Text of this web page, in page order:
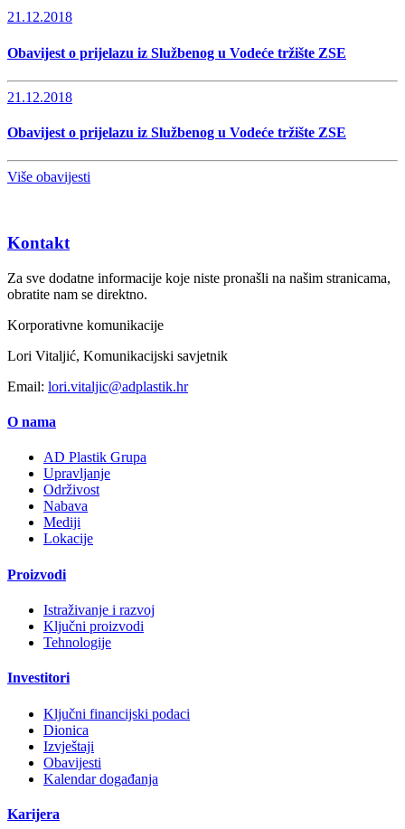
21.12.2018
Obavijest o prijelazu iz Službenog u Vodeće tržište ZSE
21.12.2018
Obavijest o prijelazu iz Službenog u Vodeće tržište ZSE
Više obavijesti
Kontakt
Za sve dodatne informacije koje niste pronašli na našim stranicama,
obratite nam se direktno.
Korporativne komunikacije
Lori Vitaljić, Komunikacijski savjetnik
Email: lori.vitaljic@adplastik.hr
O nama
AD Plastik Grupa
Upravljanje
Održivost
Nabava
Mediji
Lokacije
Proizvodi
Istraživanje i razvoj
Ključni proizvodi
Tehnologije
Investitori
Ključni financijski podaci
Dionica
Izvještaji
Obavijesti
Kalendar događanja
Karijera